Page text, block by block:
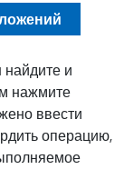
найдите и
нажмите
ввести
операцию,